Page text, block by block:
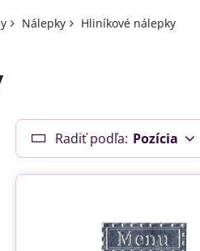
Nálepky Hliníkové nálepky
Radiť podľa: Pozícia